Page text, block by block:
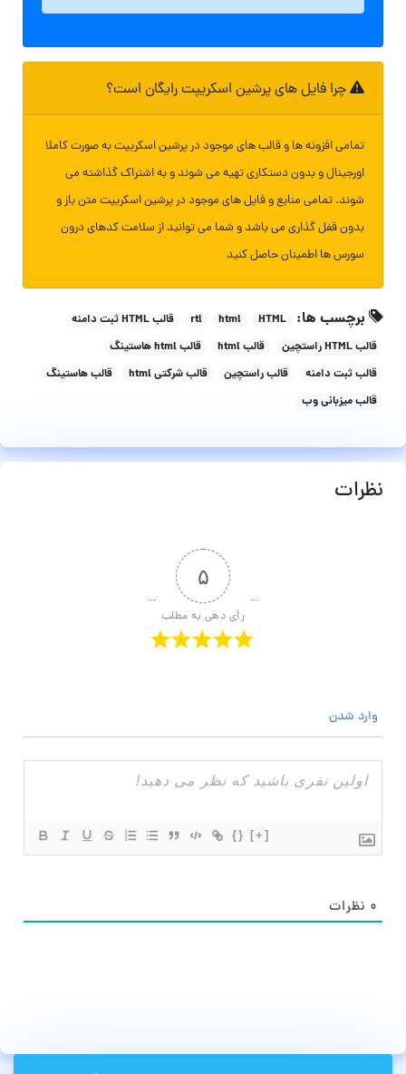
چرا فایل های پرشین اسکریپت رایگان است؟
تمامی افزونه ها و قالب های موجود در پرشین اسکریپت به صورت کاملا
اورجینال و بدون دستکاری تهیه می شوند و به اشتراک گذاشته می
شوند. تمامی منابع و فایل های موجود در پرشین اسکریپت متن باز و
بدون قفل گذاری می باشد و شما می توانید از سلامت کدهای درون
سورس ها اطمینان حاصل کنید
برچسب ها: HTML
html
rtl
قالب HTML ثبت دامنه
قالب HTML راستچین
قالب html
قالب html هاستینگ
قالب ثبت دامنه
قالب راستچین قالب شرکتی html
قالب هاستینگ
قالب میزبانی وب
نظرات
۵
رأی دهی به مطلب
وارد شدن
{} [+]
۰ نظرات